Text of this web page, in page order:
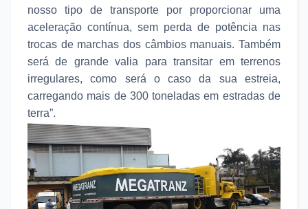
nosso tipo de transporte por proporcionar uma
aceleração contínua, sem perda de potência nas
trocas de marchas dos câmbios manuais. Também
será de grande valia para transitar em terrenos
irregulares, como será o caso da sua estreia,
carregando mais de 300 toneladas em estradas de
terra”.